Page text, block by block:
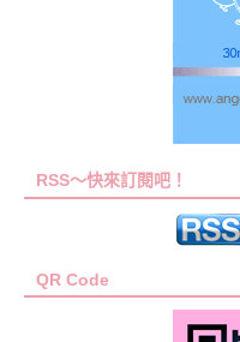
RSS～快來訂閱吧！
QR Code